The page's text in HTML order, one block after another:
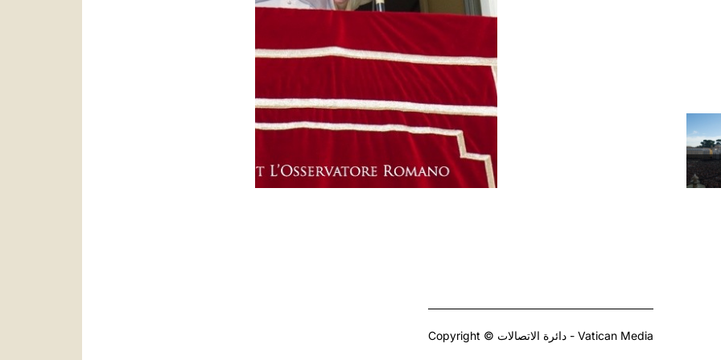
Copyright © دائرة الاتصالات - Vatican Media